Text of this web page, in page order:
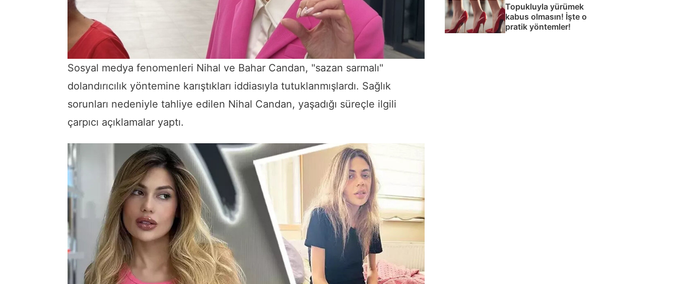
Sosyal medya fenomenleri Nihal ve Bahar Candan, "sazan sarmalı"
dolandırıcılık yöntemine karıştıkları iddiasıyla tutuklanmışlardı. Sağlık
sorunları nedeniyle tahliye edilen Nihal Candan, yaşadığı süreçle ilgili
çarpıcı açıklamalar yaptı.
Topukluyla yürümek
kabus olmasın! İşte o
pratik yöntemler!